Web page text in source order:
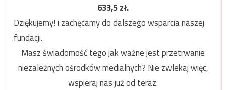
633,5zł.
Dziękujemy! i zachęcamy do dalszego wsparcia naszej
fundacji.
Masz świadomość tego jak ważne jest przetrwanie
niezależnych ośrodków medialnych? Nie zwlekaj więc,
wspieraj nas już od teraz.